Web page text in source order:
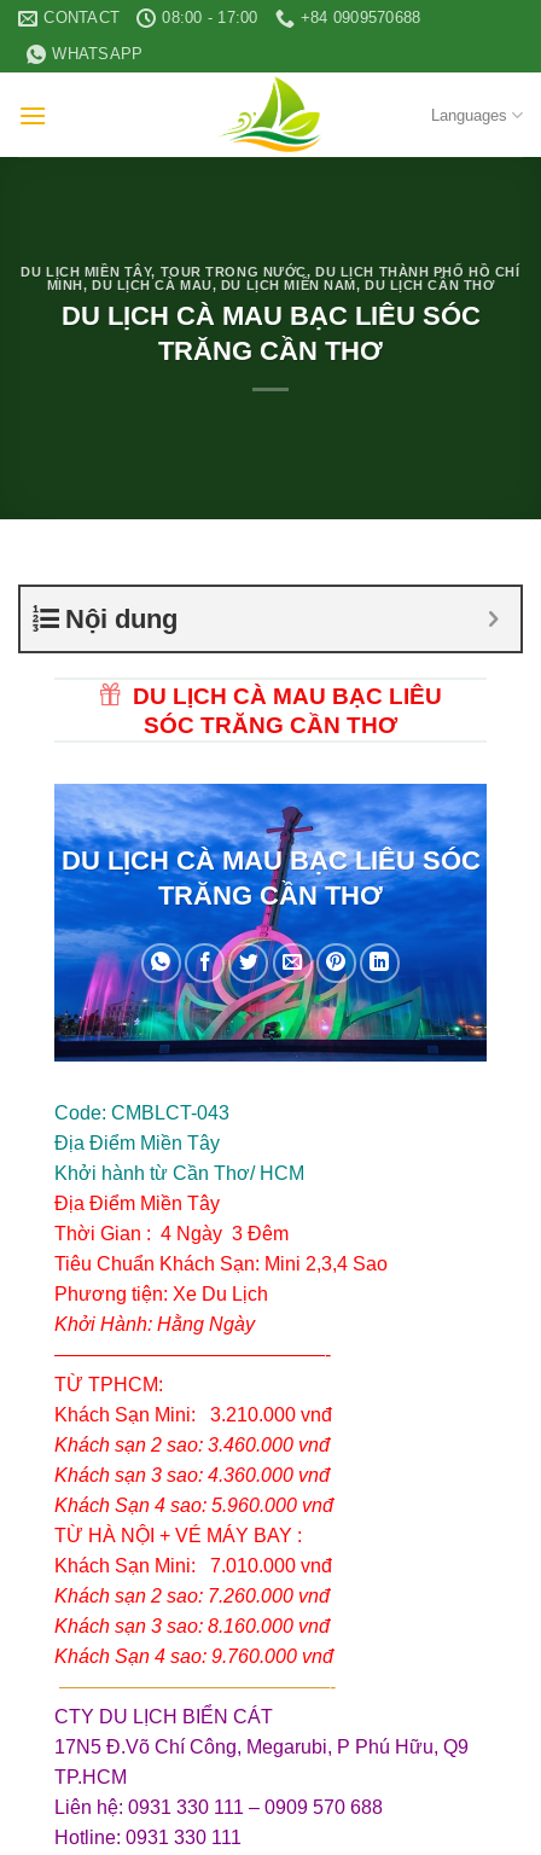
Skip
content
CONTACT 08:00 - 17:00
+84 0909570688
WHATSAPP
Languages
DU LỊCH MIỀN TÂY, TOUR TRONG NƯỚC,DU LỊCH THÀNH PHỐ HỒ CHÍ
MINH, DU LỊCH CÀ MAU, DU LỊCH MIỀN NAM,DU LỊCH CẦN THƠ
DU LỊCH CÀ MAU BẠC LIÊU SÓC
TRĂNG CẦN THƠ
Nội dung
DU LỊCH CÀ MAU BẠC LIÊU
SÓC TRĂNG CẦN THƠ
DU LỊCH CÀ MAU BẠC LIÊU SÓC
TRĂNG CẦN THƠ
Code: CMBLCT-043
Địa Điểm Miền Tây
Khởi hành từ Cần Thơ/ HCM
Địa Điểm Miền Tây
Thời Gian : 4 Ngày 3 Đêm
Tiêu Chuẩn Khách Sạn: Mini 2,3,4 Sao
Phương tiện: Xe Du Lịch
Khởi Hành: Hằng Ngày
——————————————-
TỪ TPHCM:
Khách Sạn Mini: 3.210.000 vnđ
Khách sạn 2 sao: 3.460.000 vnđ
Khách sạn 3 sao: 4.360.000 vnđ
Khách Sạn 4 sao: 5.960.000 vnđ
TỪ HÀ NỘI + VÉ MÁY BAY :
Khách Sạn Mini: 7.010.000 vnđ
Khách sạn 2 sao: 7.260.000 vnđ
Khách sạn 3 sao: 8.160.000 vnđ
Khách Sạn 4 sao: 9.760.000 vnđ
——————————————-
CTY DU LỊCH BIỂN CÁT
17N5 Đ.Võ Chí Công, Megarubi, P Phú Hữu, Q9
TP.HCM
Liên hệ: 0931 330 111 – 0909 570 688
Hotline: 0931 330 111